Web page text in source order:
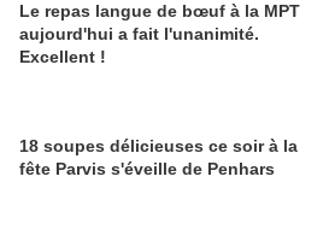
Le repas langue de bœuf à la MPT
aujourd'hui a fait l'unanimité.
Excellent !
18 soupes délicieuses ce soir à la
fête Parvis s'éveille de Penhars